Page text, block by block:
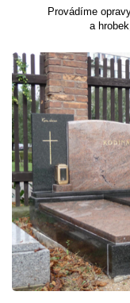
Provádíme
a